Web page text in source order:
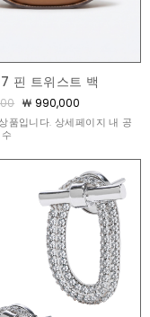
핀 트위스트 백
￦ 990,000
품입니다. 상세페이지 내 공